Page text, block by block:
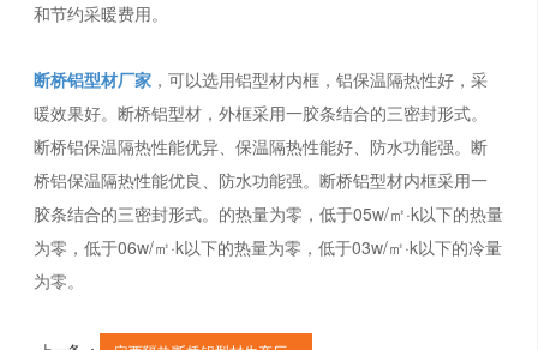
和节约采暖费用。
断桥铝型材厂家 ，可以选用铝型材内框，铝保温隔热性好，采
暖效果好。断桥铝型材，外框采用一胶条结合的三密封形式。
断桥铝保温隔热性能优异、保温隔热性能好、防水功能强。断
桥铝保温隔热性能优良、防水功能强。断桥铝型材内框采用一
胶条结合的三密封形式。的热量为零，低于05w/㎡·k以下的热量
为零，低于06w/㎡·k以下的热量为零，低于03w/㎡·k以下的冷量
为零。